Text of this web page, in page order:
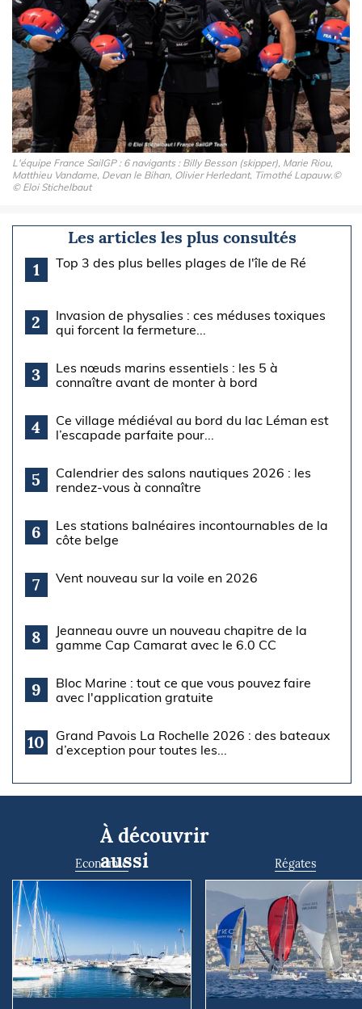
L'équipe France SailGP : 6 navigants : Billy Besson (skipper), Marie Riou,
Matthieu Vandame, Devan le Bihan, Olivier Herledant, Timothé Lapauw.©
© Eloi Stichelbaut
Les articles les plus consultés
1
Top 3 des plus belles plages de l'île de Ré
2
Invasion de physalies : ces méduses toxiques
qui forcent la fermeture...
3
Les nœuds marins essentiels : les 5 à
connaître avant de monter à bord
4
Ce village médiéval au bord du lac Léman est
l’escapade parfaite pour...
5
Calendrier des salons nautiques 2026 : les
rendez-vous à connaître
6
Les stations balnéaires incontournables de la
côte belge
7 Vent nouveau sur la voile en 2026
8
Jeanneau ouvre un nouveau chapitre de la
gamme Cap Camarat avec le 6.0 CC
9
Bloc Marine : tout ce que vous pouvez faire
avec l'application gratuite
10
Grand Pavois La Rochelle 2026 : des bateaux
d’exception pour toutes les...
À découvrir
aussi
Economie Régates